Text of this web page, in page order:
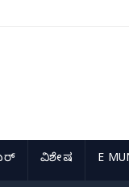
ವಿಶೇಷ E